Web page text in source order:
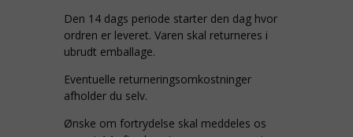
Den 14 dags periode starter den dag hvor
ordren er leveret. Varen skal returneres i
ubrudt emballage.
Eventuelle returneringsomkostninger
afholder du selv.
Ønske om fortrydelse skal meddeles os